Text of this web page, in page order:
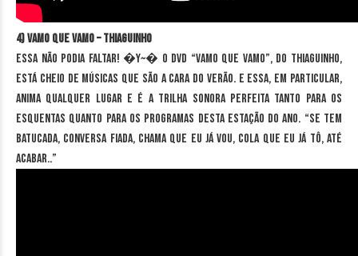
4) Vamo Que Vamo – Thiaguinho
Essa não podia faltar! �Y~� O DVD “Vamo que Vamo”, do Thiaguinho,
está cheio de músicas que são a cara do verão. E essa, em particular,
anima qualquer lugar e é a trilha sonora perfeita tanto para os
esquentas quanto para os programas desta estação do ano. “Se tem
batucada, conversa fiada, chama que eu já vou, cola que eu já tô, até
acabar..”